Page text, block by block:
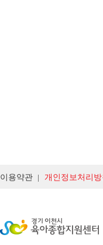
이용약관 개인정보처리방